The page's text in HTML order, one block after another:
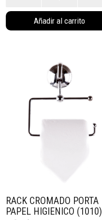
vertical
black
(1013)
cantidad
Añadir al carrito
RACK CROMADO PORTA
PAPEL HIGIENICO (1010)